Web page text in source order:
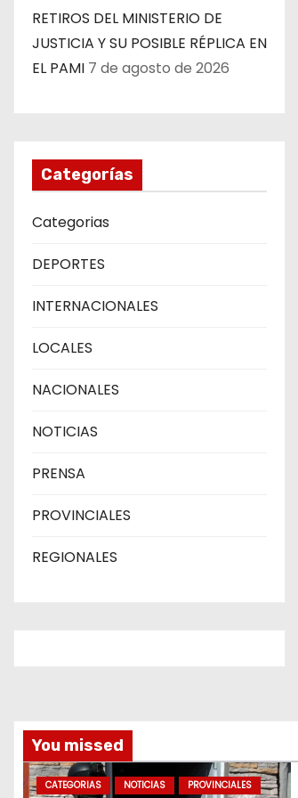
RETIROS DEL MINISTERIO DE
JUSTICIA Y SU POSIBLE RÉPLICA EN
EL PAMI 7 de agosto de 2026
Categorías
Categorias
DEPORTES
INTERNACIONALES
LOCALES
NACIONALES
NOTICIAS
PRENSA
PROVINCIALES
REGIONALES
You missed
CATEGORIAS NOTICIAS PROVINCIALES